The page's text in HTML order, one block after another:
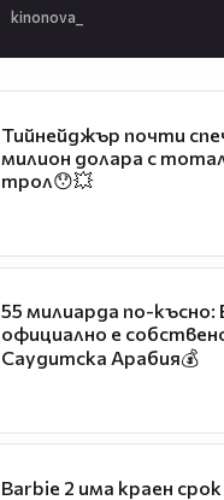
kinonova_
Тийнейджър почти
милион долара с
трол😯💥
55 милиарда по-късно:
официално е
Саудитска Арабия💰
Barbie 2 има краен